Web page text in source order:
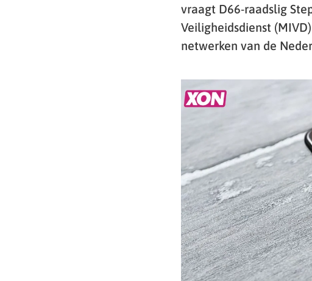
vraagt D66-raadslig
Veiligheidsdienst
netwerken van de